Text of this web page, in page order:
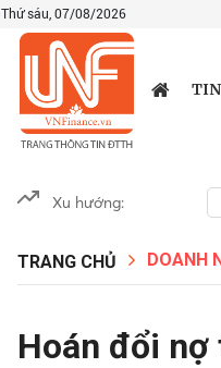
Thứ sáu, 07/08/2026
Xu hướng:
TRANG CHỦ DOANH
Hoán đổi nợ